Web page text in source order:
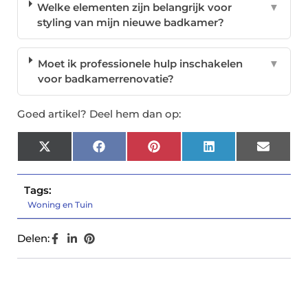
Welke elementen zijn belangrijk voor
styling van mijn nieuwe badkamer?
▼
Moet ik professionele hulp inschakelen
voor badkamerrenovatie?
▼
Goed artikel? Deel hem dan op:
X
(Twitter)
FacebookPinterest LinkedIn Email
Tags:
Woning en Tuin
Delen: